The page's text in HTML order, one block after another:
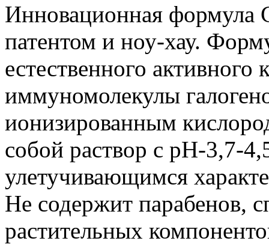
Инновационная
патентом и ноу-хау.
естественного
иммуномолекулы
ионизированным
собой раствор с рН-3,7-
улетучивающимся
Не содержит парабенов,
растительных